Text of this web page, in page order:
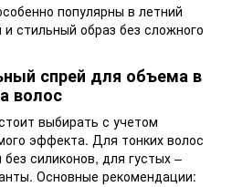
популярны в летний
и стильный образ без сложного
спрей для объема в
волос
выбирать с учетом
эффекта. Для тонких волос
силиконов, для густых –
Основные рекомендации: